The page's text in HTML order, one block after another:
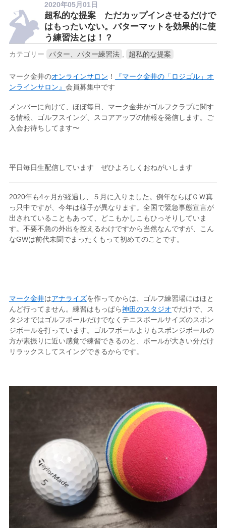
2020年05月01日
超私的な提案 ただカップインさせるだけで
はもったいない。パターマットを効果的に使
う練習法とは！？
カテゴリー パター、パター練習法 超私的な提案
マーク金井のオンラインサロン ！
『マーク金井の「ロジゴル」オ
ンラインサロン』 会員募集中です
メンバーに向けて、ほぼ毎日、マーク金井がゴルフクラブに関す
る情報、ゴルフスイング、スコアアップの情報を発信します。ご
入会お待ちしてます〜
平日毎日生配信しています ぜひよろしくおねがいします
2020年も4ヶ月が経過し、５月に入りました。例年ならばＧＷ真
っ只中ですが、今年は様子が異なります。全国で緊急事態宣言が
出されていることもあって、どこもかしこもひっそりしていま
す。不要不急の外出を控えるわけですから当然なんですが、こん
なGWは前代未聞でまったくもって初めてのことです。
マーク金井はアナライズを作ってからは、ゴルフ練習場にはほと
んど行ってません。練習はもっぱら神田のスタジオでだけで、ス
タジオではゴルフボールだけでなくテニスボールサイズのスポン
ジボールを打っています。ゴルフボールよりもスポンジボールの
方が素振りに近い感覚で練習できるのと、ボールが大きい分だけ
リラックスしてスイングできるからです。